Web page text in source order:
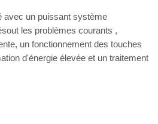
avec un puissant système
les problèmes courants ,
un fonctionnement des touches
d'énergie élevée et un traitement